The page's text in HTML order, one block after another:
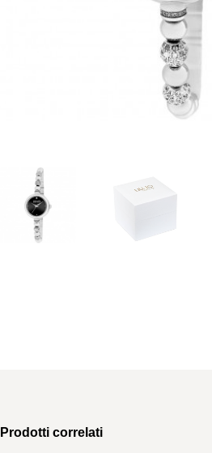
Prodotti correlati